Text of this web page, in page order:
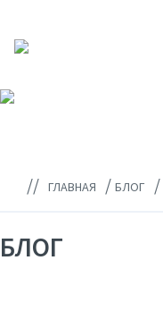
// ГЛАВНАЯ / БЛОГ /
БЛОГ